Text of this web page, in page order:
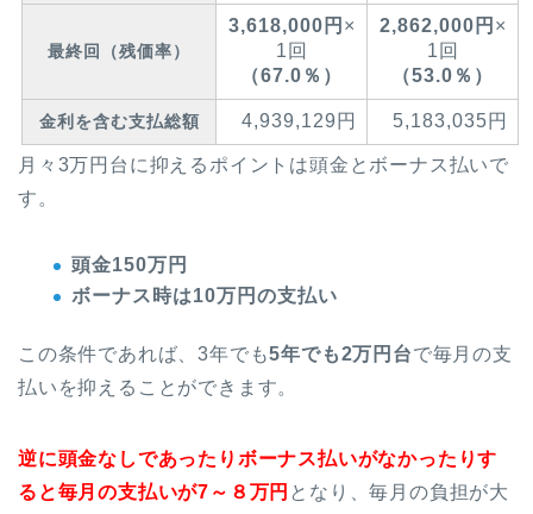
最終回（残価率）
3,618,000円 ×
1回
（67.0 ％）
2,862,000円 ×
1回
（53.0 ％）
金利を含む支払総額 4,939,129円 5,183,035円
月々3万円台に抑えるポイントは頭金とボーナス払いで
す。
頭金150万円
ボーナス時は10万円の支払い
この条件であれば、3年でも5年でも2万円台で毎月の支
払いを抑えることができます。
逆に頭金なしであったりボーナス払いがなかったりす
ると毎月の支払いが7～８ 万円 となり、毎月の負担が大